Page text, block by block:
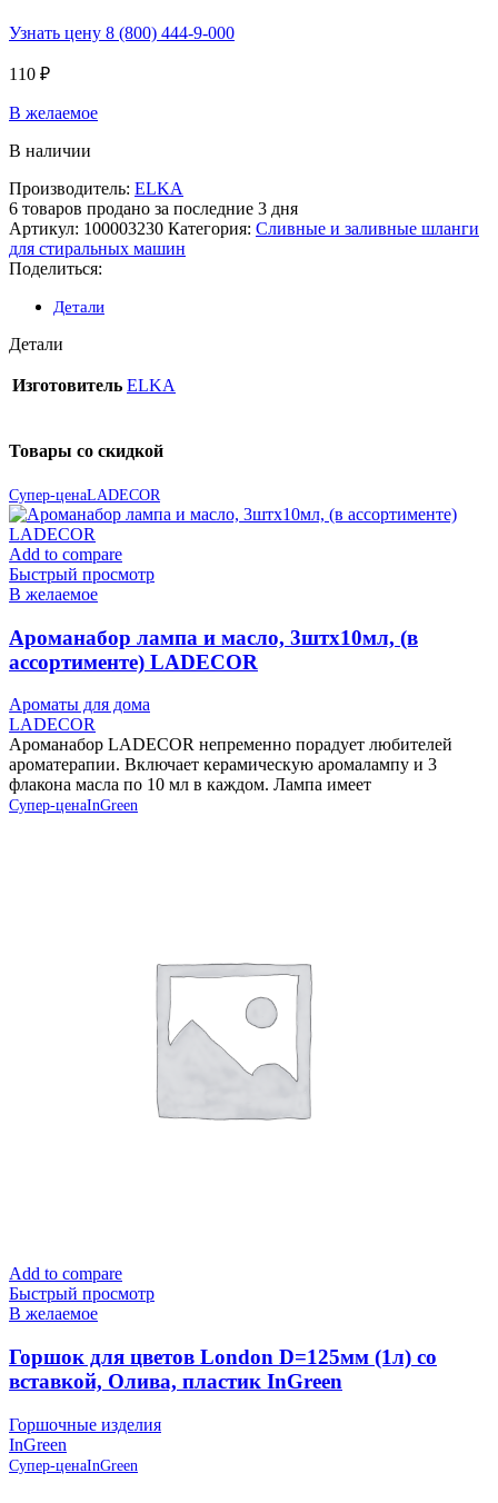
Узнать цену 8 (800) 444-9-000
110 ₽
В желаемое
В наличии
Производитель: ELKA
6 товаров продано за последние 3 дня
Артикул: 100003230 Категория: Сливные и заливные шланги
для стиральных машин
Поделиться:
Детали
Детали
Изготовитель ELKA
Товары со скидкой
Супер-ценаLADECOR
Add to compare
Быстрый просмотр
В желаемое
Ароманабор лампа и масло, 3штx10мл, (в
ассортименте) LADECOR
Ароматы для дома
LADECOR
Ароманабор LADECOR непременно порадует любителей
ароматерапии. Включает керамическую аромалампу и 3
флакона масла по 10 мл в каждом. Лампа имеет
Супер-ценаInGreen
Add to compare
Быстрый просмотр
В желаемое
Горшок для цветов London D=125мм (1л) со
вставкой, Олива, пластик InGreen
Горшочные изделия
InGreen
Супер-ценаInGreen